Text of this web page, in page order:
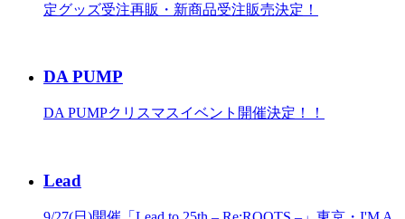
定グッズ受注再販・新商品受注販売決定！
DA PUMP
DA PUMPクリスマスイベント開催決定！！
Lead